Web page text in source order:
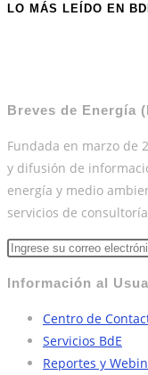
LO MÁS LEÍDO EN
Breves de Energía
Fundada en marzo de
y difusión de
energía y medio
servicios de
Información al
Centro de
Servicios BdE
Reportes y